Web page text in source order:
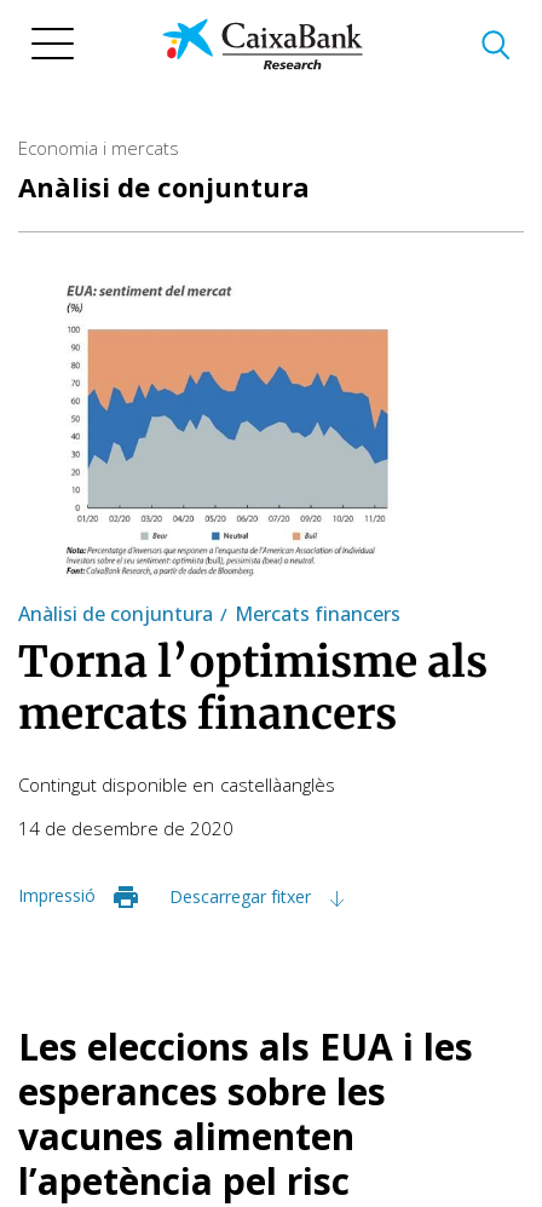
Economia i mercats
Anàlisi de conjuntura
Anàlisi de conjuntura Mercats financers
Torna l’optimisme als
mercats financers
Contingut disponible en castellàanglès
14 de desembre de 2020
Impressió Descarregar fitxer
Les eleccions als EUA i les
esperances sobre les
vacunes alimenten
l’apetència pel risc